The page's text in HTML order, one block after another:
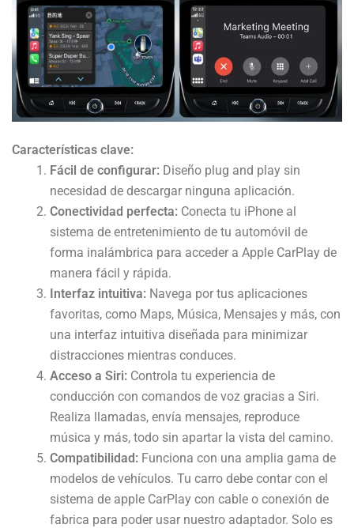
Características clave:
Fácil de configurar: Diseño plug and play sin
necesidad de descargar ninguna aplicación.
Conectividad perfecta: Conecta tu iPhone al
sistema de entretenimiento de tu automóvil de
forma inalámbrica para acceder a Apple CarPlay de
manera fácil y rápida.
Interfaz intuitiva: Navega por tus aplicaciones
favoritas, como Maps, Música, Mensajes y más, con
una interfaz intuitiva diseñada para minimizar
distracciones mientras conduces.
Acceso a Siri: Controla tu experiencia de
conducción con comandos de voz gracias a Siri.
Realiza llamadas, envía mensajes, reproduce
música y más, todo sin apartar la vista del camino.
Compatibilidad: Funciona con una amplia gama de
modelos de vehículos. Tu carro debe contar con el
sistema de apple CarPlay con cable o conexión de
fabrica para poder usar nuestro adaptador. Solo es